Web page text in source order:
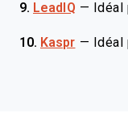
9. LeadIQ —
10. Kaspr —